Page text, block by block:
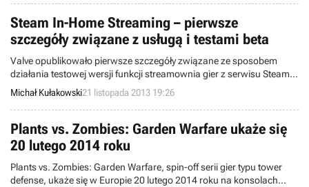
Steam In-Home Streaming – pierwsze
szczegóły związane z usługą i testami beta
Valve opublikowało pierwsze szczegóły związane ze sposobem
działania testowej wersji funkcji streamownia gier z serwisu Steam
pomiędzy rożnymi komputerami.
Michał Kułakowski21 listopada 2013 19:26
Plants vs. Zombies: Garden Warfare ukaże się
20 lutego 2014 roku
Plants vs. Zombies: Garden Warfare, spin-off serii gier typu tower
defense, ukaże się w Europie 20 lutego 2014 roku na konsolach